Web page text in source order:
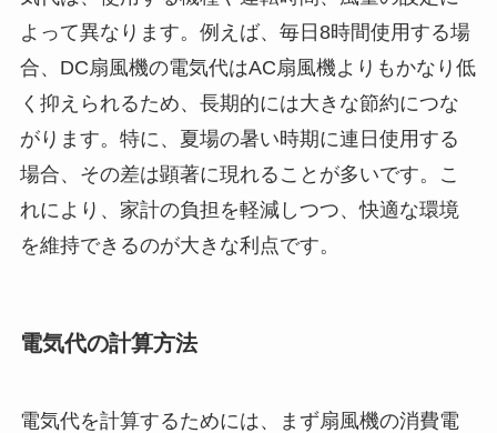
よって異なります。例えば、毎日8時間使用する場
合、DC扇風機の電気代はAC扇風機よりもかなり低
く抑えられるため、長期的には大きな節約につな
がります。特に、夏場の暑い時期に連日使用する
場合、その差は顕著に現れることが多いです。こ
れにより、家計の負担を軽減しつつ、快適な環境
を維持できるのが大きな利点です。
電気代の計算方法
電気代を計算するためには、まず扇風機の消費電